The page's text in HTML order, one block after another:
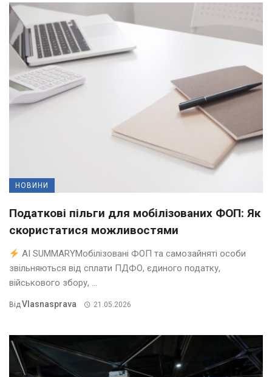
НОВИНИ
Податкові пільги для мобілізованих ФОП: Як
скористатися можливостями
AI SUMMARYМобілізовані ФОП та самозайняті особи
звільняються від сплати ПДФО, єдиного податку,
військового збору, ...
ВідVlasnasprava 21.05.2026